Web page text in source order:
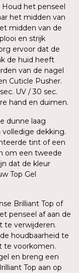
het penseel
het midden van
midden van de
en strijk
ervoor dat de
de huid heeft
van de nagel
Cuticle Pusher.
UV / 30 sec.
hand en duimen.
dunne laag
dekking.
tint of een
om een tweede
dat de kleur
Top Gel
Brilliant Top of
penseel af aan de
te verwijderen.
houdbaarheid te
te voorkomen.
en breng een
Top aan op